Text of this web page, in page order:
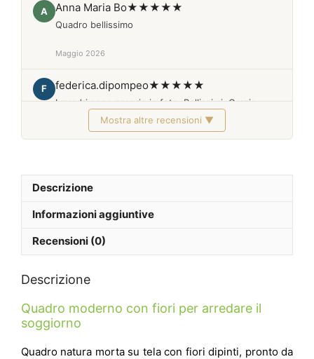
A Anna Maria Bo★★★★★
Quadro bellissimo
Maggio 2026
F federica.dipompeo★★★★★
I quadri sono proprio in foto. Bellissimi. Grazie
Febbraio 2026
Mostra altre recensioni ▼
Descrizione
Informazioni aggiuntive
Recensioni (0)
Descrizione
Quadro moderno con fiori per arredare il
soggiorno
Quadro natura morta su tela con fiori dipinti, pronto da